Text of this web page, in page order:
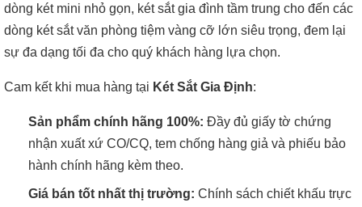
dòng két mini nhỏ gọn, két sắt gia đình tầm trung cho đến các
dòng két sắt văn phòng tiệm vàng cỡ lớn siêu trọng, đem lại
sự đa dạng tối đa cho quý khách hàng lựa chọn.
Cam kết khi mua hàng tại Két Sắt Gia Định:
Sản phẩm chính hãng 100%: Đầy đủ giấy tờ chứng
nhận xuất xứ CO/CQ, tem chống hàng giả và phiếu bảo
hành chính hãng kèm theo.
Giá bán tốt nhất thị trường: Chính sách chiết khấu trực